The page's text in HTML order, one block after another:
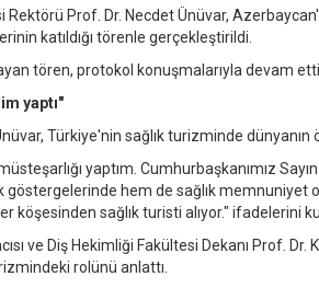
Rektörü Prof. Dr. Necdet Ünüvar,
katıldığı törenle gerçekleştirildi.
tören, protokol konuşmalarıyla devam etti.
yaptı"
Türkiye'nin sağlık turizminde
yaptım. Cumhurbaşkanımız
göstergelerinde hem de sağlık memnuniyet
köşesinden sağlık turisti alıyor." ifadelerini
ve Diş Hekimliği Fakültesi Dekanı Prof. Dr.
rolünü anlattı.